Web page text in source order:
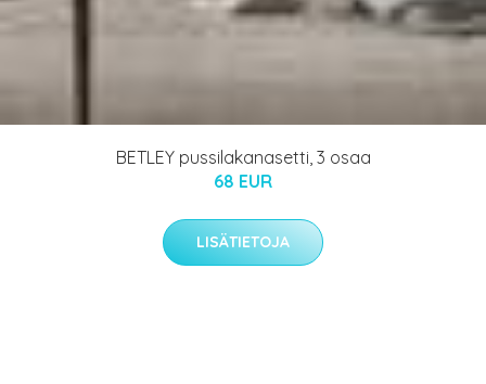
BETLEY pussilakanasetti, 3 osaa
68 EUR
LISÄTIETOJA